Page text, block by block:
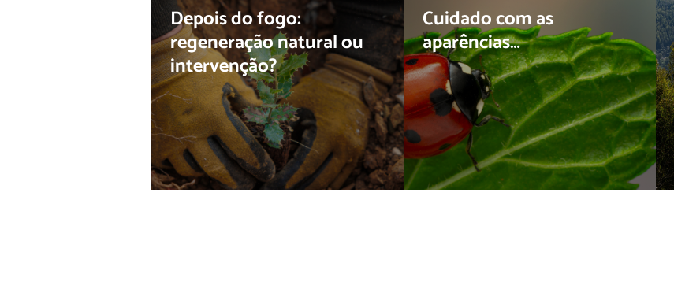
Depois do fogo:
regeneração natural ou
intervenção?
Cuidado com as
aparências…